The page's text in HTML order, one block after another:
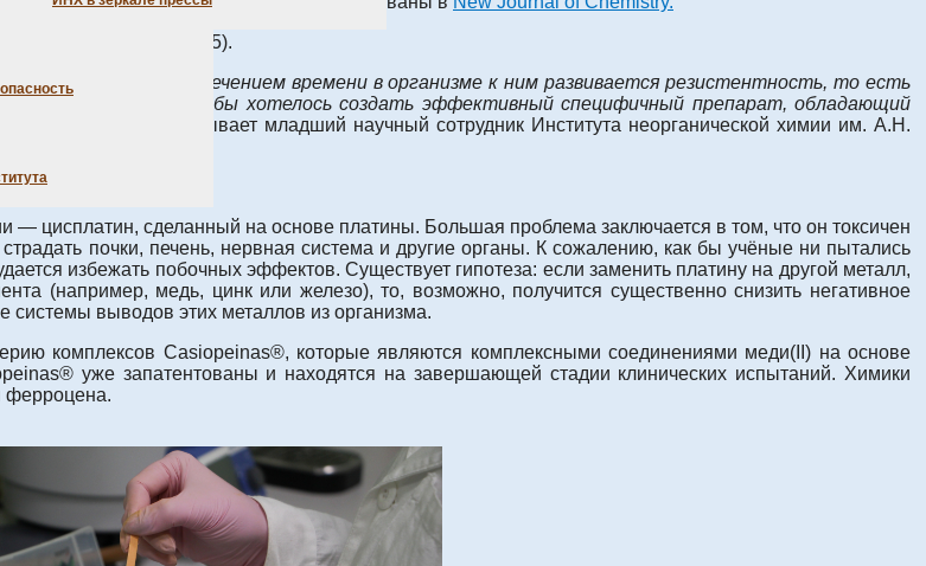
(04.12.2025).
Кроме того, с течением времени в организме к ним развивается резистентность, то есть
изначально. Нам бы хотелось создать эффективный специфичный препарат, обладающий
, — рассказывает младший научный сотрудник Института неорганической химии им. А.Н.
— цисплатин, сделанный на основе платины. Большая проблема заключается в том, что он токсичен
почки, печень, нервная система и другие органы. К сожалению, как бы учёные ни пытались
избежать побочных эффектов. Существует гипотеза: если заменить платину на другой металл,
(например, медь, цинк или железо), то, возможно, получится существенно снизить негативное
системы выводов этих металлов из организма.
комплексов Casiopeinas®, которые являются комплексными соединениями меди(II) на основе
уже запатентованы и находятся на завершающей стадии клинических испытаний. Химики
ферроцена.